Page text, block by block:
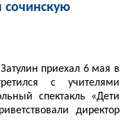
сочинскую
приехал 6 мая в
с учителями
спектакль «Дети
директор